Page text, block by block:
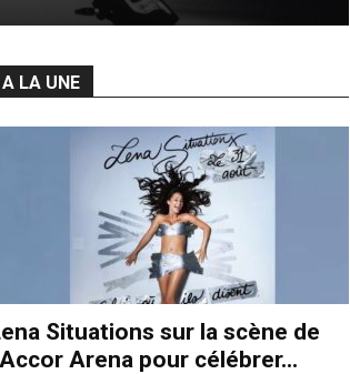
A LA UNE
Situations sur la scène de
Arena pour célébrer...